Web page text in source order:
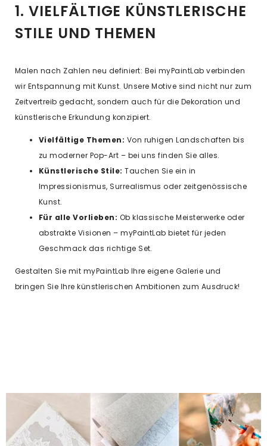
1. VIELFÄLTIGE KÜNSTLERISCHE
STILE UND THEMEN
Malen nach Zahlen neu definiert: Bei myPaintLab verbinden
wir Entspannung mit Kunst. Unsere Motive sind nicht nur zum
Zeitvertreib gedacht, sondern auch für die Dekoration und
künstlerische Erkundung konzipiert.
Vielfältige Themen: Von ruhigen Landschaften bis
zu moderner Pop-Art – bei uns finden Sie alles.
Künstlerische Stile: Tauchen Sie ein in
Impressionismus, Surrealismus oder zeitgenössische
Kunst.
Für alle Vorlieben: Ob klassische Meisterwerke oder
abstrakte Visionen – myPaintLab bietet für jeden
Geschmack das richtige Set.
Gestalten Sie mit myPaintLab Ihre eigene Galerie und
bringen Sie Ihre künstlerischen Ambitionen zum Ausdruck!